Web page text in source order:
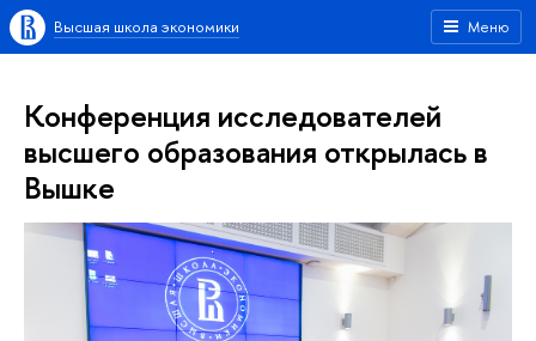
Меню
Высшая школа экономики
Конференция исследователей
высшего образования открылась в
Вышке